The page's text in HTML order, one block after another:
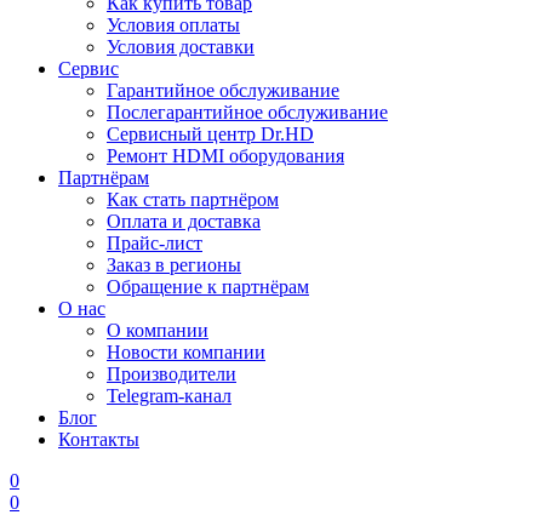
Условия оплаты
Условия доставки
Сервис
Гарантийное обслуживание
Послегарантийное обслуживание
Сервисный центр Dr.HD
Ремонт HDMI оборудования
Партнёрам
Как стать партнёром
Оплата и доставка
Прайс-лист
Заказ в регионы
Обращение к партнёрам
О нас
О компании
Новости компании
Производители
Telegram-канал
Блог
Контакты
0
0